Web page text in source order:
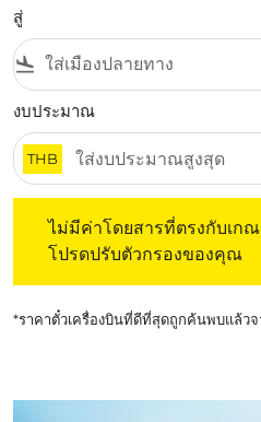
สู่
flight_land
งบประมาณ
THB
ไม่มีค่าโดยสารที่ตรงกับเ
โปรดปรับตัวกรองของคุณ
*ราคาตั๋วเครื่องบินที่ดีที่สุดถูกค้นพบแล้ว